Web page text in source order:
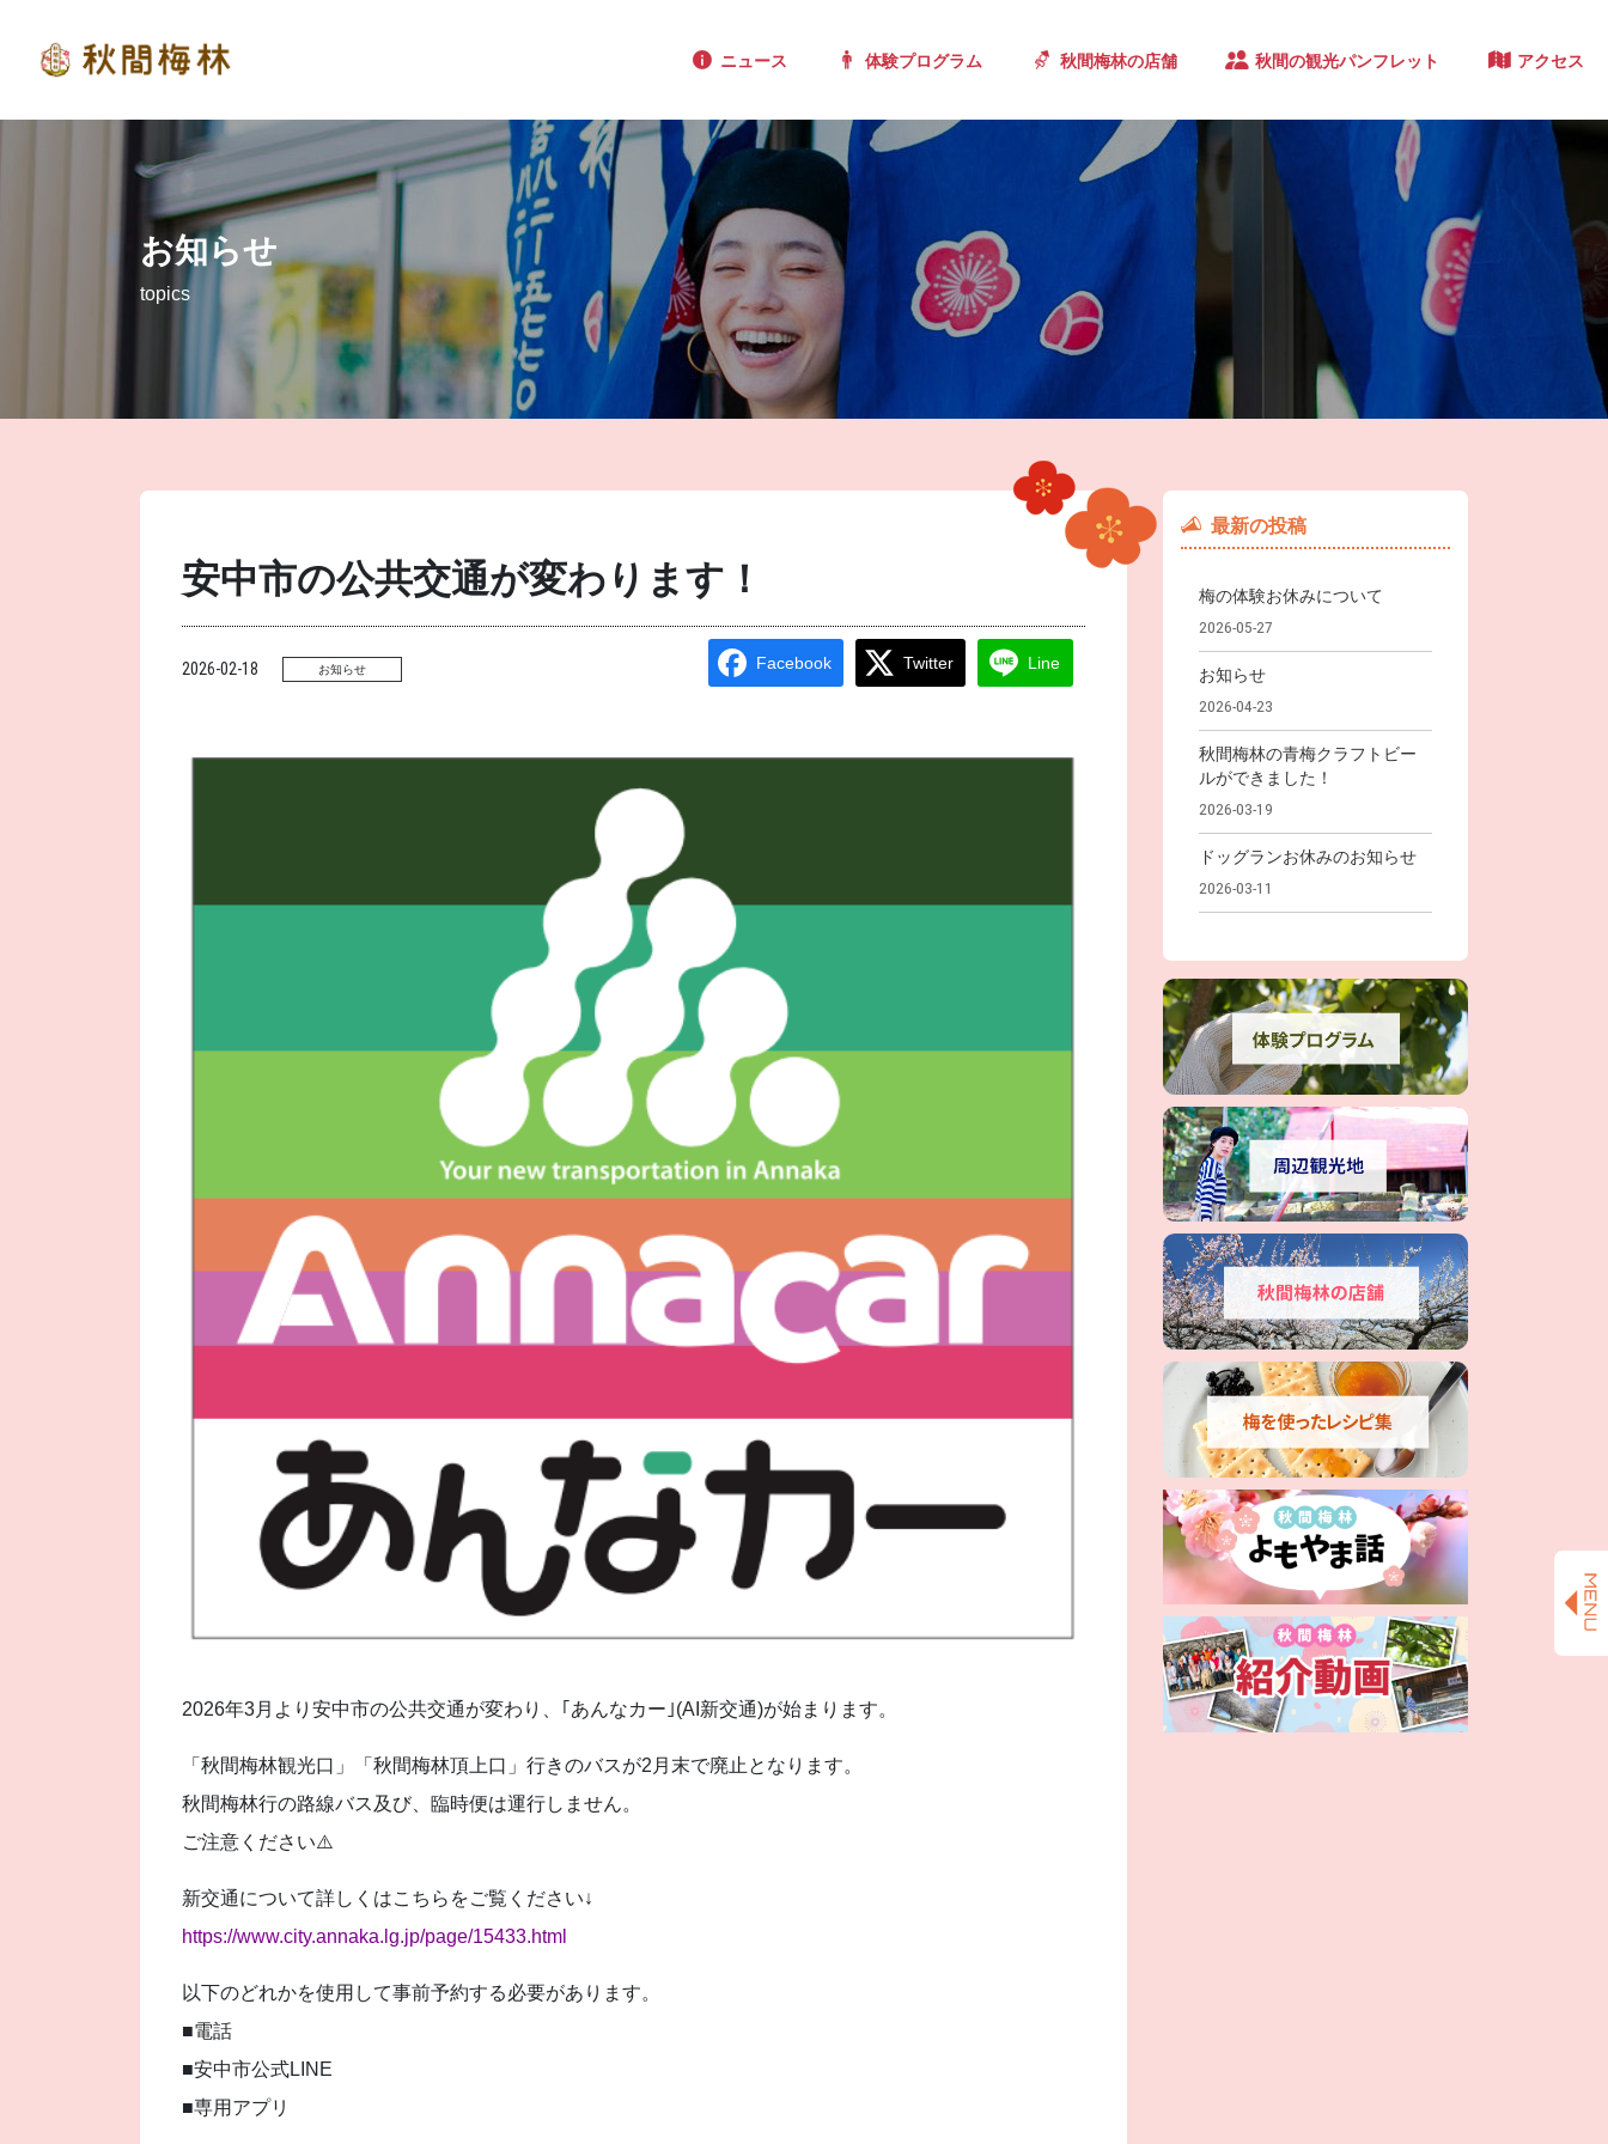
ニュース 体験プログラム 秋間梅林の店舗 秋間の観光パンフレット アクセス
お知らせ
topics
安中市の公共交通が変わります！
2026-02-18 お知らせ Facebook Twitter Line
2026年3月より安中市の公共交通が変わり、｢あんなカー｣(AI新交通)が始まります。
「秋間梅林観光口」「秋間梅林頂上口」行きのバスが2月末で廃止となります。
秋間梅林行の路線バス及び、臨時便は運行しません。
ご注意ください⚠️
新交通について詳しくはこちらをご覧ください↓
https://www.city.annaka.lg.jp/page/15433.html
以下のどれかを使用して事前予約する必要があります。
■電話
■安中市公式LINE
■専用アプリ
最新の投稿
梅の体験お休みについて
2026-05-27
お知らせ
2026-04-23
秋間梅林の青梅クラフトビー
ルができました！
2026-03-19
ドッグランお休みのお知らせ
2026-03-11